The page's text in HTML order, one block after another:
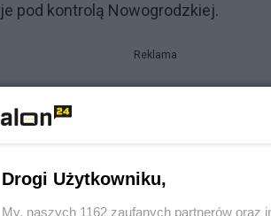
pod kontrolą Nowogrodzkiej.
Reklama
zaakceptowania przez ich elektorat
ani bez nich, czyli wstrzymują się
ich głosie wstrzymującym się
że forsy unijnej nadal nie ma, już
Drogi Użytkowniku,
My, naszych 1162 zaufanych partnerów oraz